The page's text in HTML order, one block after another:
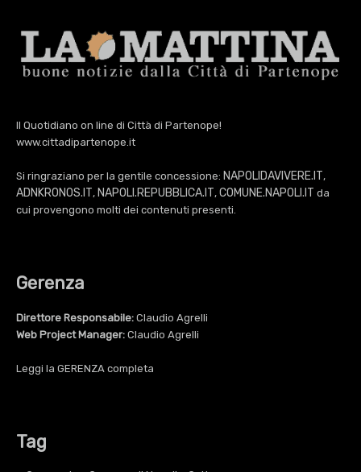
Il Quotidiano on line di Città di Partenope!
www.cittadipartenope.it
Si ringraziano per la gentile concessione: NAPOLIDAVIVERE.IT,
ADNKRONOS.IT, NAPOLI.REPUBBLICA.IT, COMUNE.NAPOLI.IT da
cui provengono molti dei contenuti presenti.
Gerenza
Direttore Responsabile: Claudio Agrelli
Web Project Manager: Claudio Agrelli
Leggi la GERENZA completa
Tag